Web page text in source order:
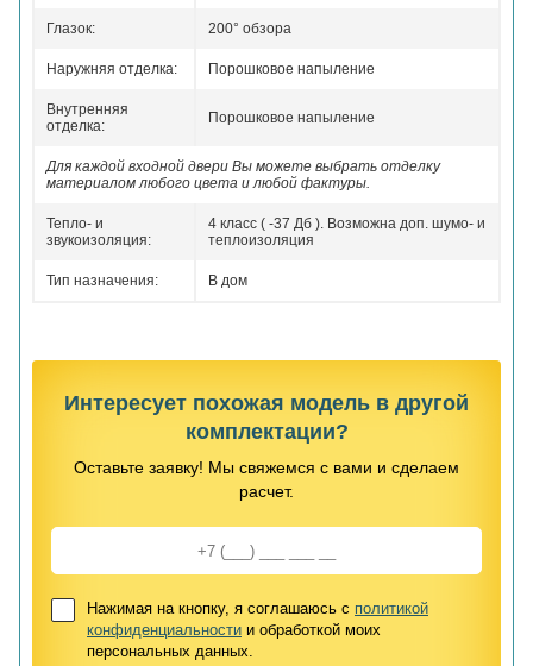
Глазок: 200° обзора
Наружняя отделка: Порошковое напыление
Внутренняя
отделка:
Порошковое напыление
Для каждой входной двери Вы можете выбрать отделку
материалом любого цвета и любой фактуры.
Тепло- и
звукоизоляция:
4 класс ( -37 Дб ). Возможна доп. шумо- и
теплоизоляция
Тип назначения: В дом
Интересует похожая модель в другой
комплектации?
Оставьте заявку! Мы свяжемся с вами и сделаем
расчет.
Нажимая на кнопку, я соглашаюсь с политикой
конфиденциальности и обработкой моих
персональных данных.